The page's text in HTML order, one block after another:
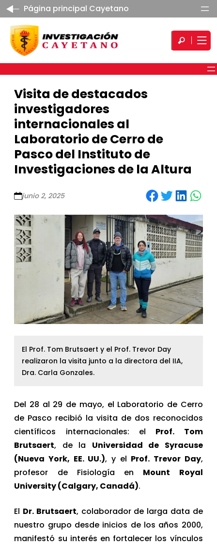
Página principal Cayetano
Visita de destacados
investigadores
internacionales al
Laboratorio de Cerro de
Pasco del Instituto de
Investigaciones de la Altura
junio 2, 2025 Share on Facebook Share on Twitter Share on LinkedIn Share on WhatsApp
El Prof. Tom Brutsaert y el Prof. Trevor Day
realizaron la visita junto a la directora del IIA,
Dra. Carla Gonzales.
Del 28 al 29 de mayo, el Laboratorio de Cerro
de Pasco recibió la visita de dos reconocidos
científicos internacionales: el Prof. Tom
Brutsaert, de la Universidad de Syracuse
(Nueva York, EE. UU.), y el Prof. Trevor Day,
profesor de Fisiología en Mount Royal
University (Calgary, Canadá).
El Dr. Brutsaert, colaborador de larga data de
nuestro grupo desde inicios de los años 2000,
manifestó su interés en fortalecer los vínculos